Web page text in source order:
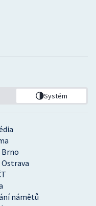
námětů
Systém